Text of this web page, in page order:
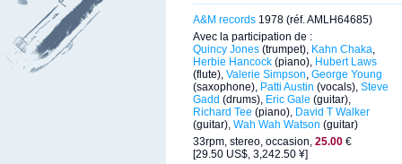
A&M records 1978 (réf. AMLH64685)
Avec la participation de :
Quincy Jones (trumpet), Kahn Chaka,
Herbie Hancock (piano), Hubert Laws
(flute), Valerie Simpson, George Young
(saxophone), Patti Austin (vocals), Steve
Gadd (drums), Eric Gale (guitar),
Richard Tee (piano), David T Walker
(guitar), Wah Wah Watson (guitar)
33rpm, stereo, occasion, 25.00 €
[29.50 US$, 3,242.50 ¥]